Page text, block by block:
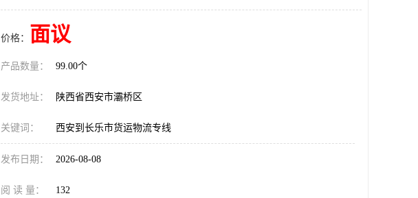
价格： 面议
产品数量： 99.00个
发货地址： 陕西省西安市灞桥区
关键词： 西安到长乐市货运物流专线
发布日期： 2026-08-08
阅 读 量： 132